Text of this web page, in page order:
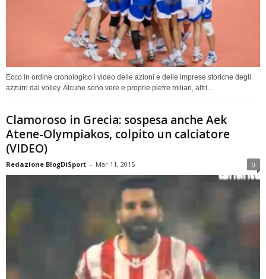
Ecco in ordine cronologico i video delle azioni e delle imprese storiche degli
azzurri dal volley. Alcune sono vere e proprie pietre miliari, altri...
Clamoroso in Grecia: sospesa anche Aek
Atene-Olympiakos, colpito un calciatore
(VIDEO)
Redazione BlogDiSport - Mar 11, 2015 0